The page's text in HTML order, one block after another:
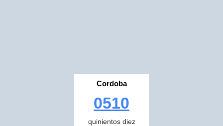
Cordoba
0510
quinientos diez